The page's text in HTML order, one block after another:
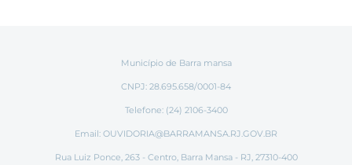
Município de Barra mansa
CNPJ: 28.695.658/0001-84
Telefone: (24) 2106-3400
Email: OUVIDORIA@BARRAMANSA.RJ.GOV.BR
Rua Luiz Ponce, 263 - Centro, Barra Mansa - RJ, 27310-400